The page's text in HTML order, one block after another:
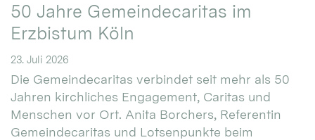
50 Jahre Gemeindecaritas im
Erzbistum Köln
23. Juli 2026
Die Gemeindecaritas verbindet seit mehr als 50
Jahren kirchliches Engagement, Caritas und
Menschen vor Ort. Anita Borchers, Referentin
Gemeindecaritas und Lotsenpunkte beim